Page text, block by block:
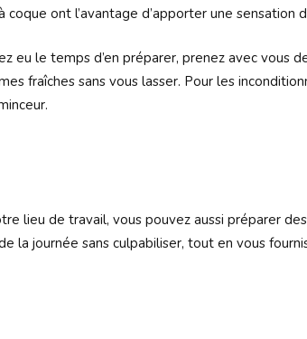
coque ont l’avantage d’apporter une
eu le temps d’en préparer, prenez avec vous
fraîches sans vous lasser. Pour les
lieu de travail, vous pouvez aussi préparer
la journée sans culpabiliser, tout en vous